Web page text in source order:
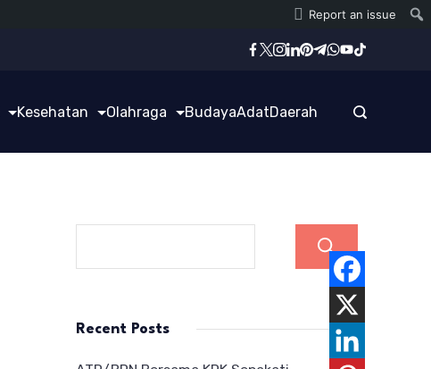
Report an issue
Kesehatan Olahraga BudayaAdatDaerah
Recent Posts